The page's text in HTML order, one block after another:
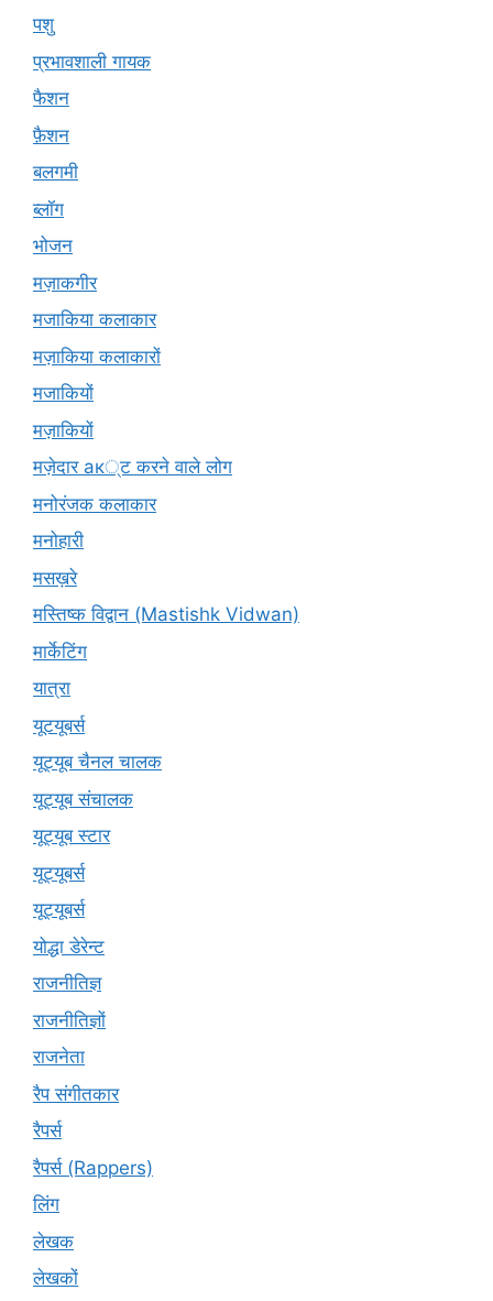
पशु
प्रभावशाली गायक
फैशन
फ़ैशन
बलगमी
ब्लॉग
भोजन
मज़ाकगीर
मजाकिया कलाकार
मज़ाकिया कलाकारों
मजाकियों
मज़ाकियों
मज़ेदार ак्ट करने वाले लोग
मनोरंजक कलाकार
मनोहारी
मसख़रे
मस्तिष्क विद्वान (Mastishk Vidwan)
मार्केटिंग
यात्रा
यूटयूबर्स
यूट्यूब चैनल चालक
यूट्यूब संचालक
यूट्यूब स्टार
यूट्‍यूबर्स
यूट्यूबर्स
योद्धा डेरेन्ट
राजनीतिज्ञ
राजनीतिज्ञों
राजनेता
रैप संगीतकार
रैपर्स
रैपर्स (Rappers)
लिंग
लेखक
लेखकों